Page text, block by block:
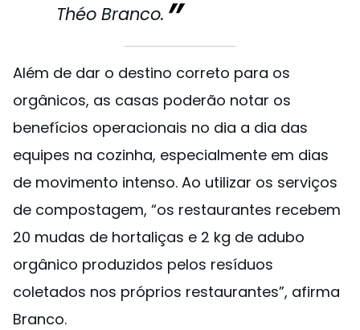
Théo Branco.
Além de dar o destino correto para os
orgânicos, as casas poderão notar os
benefícios operacionais no dia a dia das
equipes na cozinha, especialmente em dias
de movimento intenso. Ao utilizar os serviços
de compostagem, “os restaurantes recebem
20 mudas de hortaliças e 2 kg de adubo
orgânico produzidos pelos resíduos
coletados nos próprios restaurantes”, afirma
Branco.